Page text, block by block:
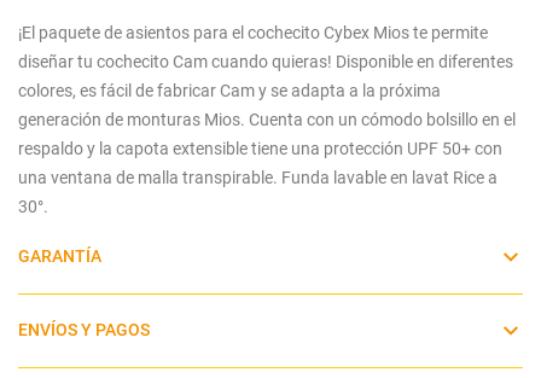
¡El paquete de asientos para el cochecito Cybex Mios te permite
diseñar tu cochecito Cam cuando quieras! Disponible en diferentes
colores, es fácil de fabricar Cam y se adapta a la próxima
generación de monturas Mios. Cuenta con un cómodo bolsillo en el
respaldo y la capota extensible tiene una protección UPF 50+ con
una ventana de malla transpirable. Funda lavable en lavat Rice a
30°.
GARANTÍA
ENVÍOS Y PAGOS